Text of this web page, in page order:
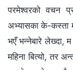
परमेश्‍वरको वचन
अभ्यासका के-कस्ता
भएँ भन्‍नेबारे लेख्दा,
महिना बित्यो, तर